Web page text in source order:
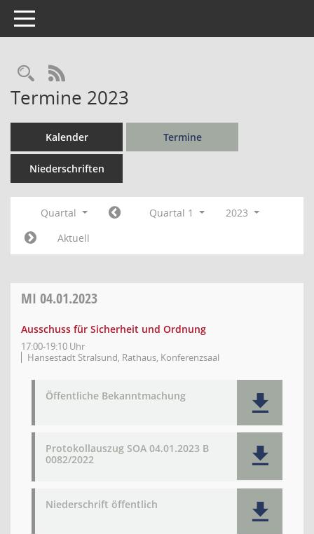
Toggle navigation
Rechercheauswahl
RSS-Feed
Termine 2023
Kalender Termine
Niederschriften
Quartal Quartal 1
2023
Aktuell
MI 04.01.2023
Ausschuss für Sicherheit und Ordnung
17:00-19:10 Uhr
Hansestadt Stralsund, Rathaus, Konferenzsaal
Öffentliche Bekanntmachung
Protokollauszug SOA 04.01.2023 B
0082/2022
Niederschrift öffentlich